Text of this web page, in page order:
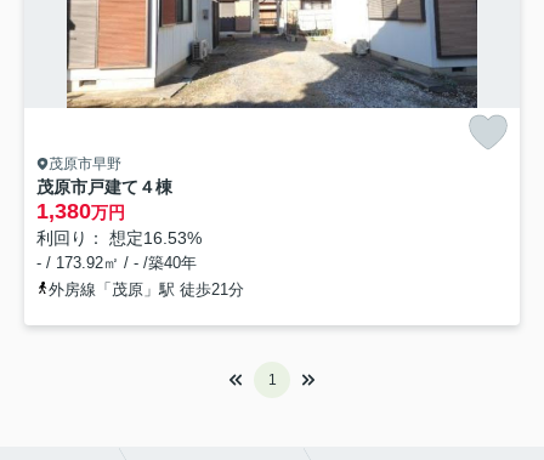
茂原市早野
茂原市戸建て４棟
1,380万円
利回り： 想定16.53%
- / 173.92㎡ / - /築40年
外房線「茂原」駅 徒歩21分
1